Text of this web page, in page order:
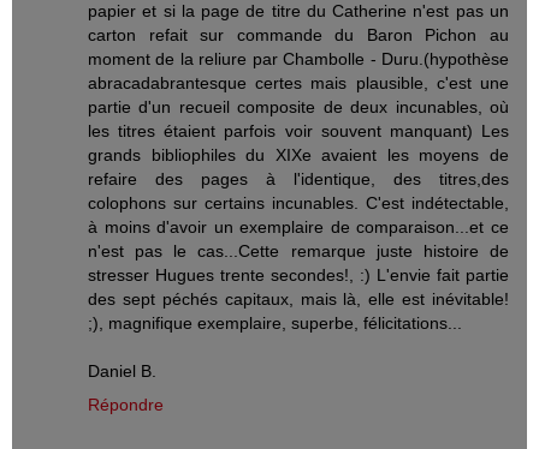
papier et si la page de titre du Catherine n'est pas un
carton refait sur commande du Baron Pichon au
moment de la reliure par Chambolle - Duru.(hypothèse
abracadabrantesque certes mais plausible, c'est une
partie d'un recueil composite de deux incunables, où
les titres étaient parfois voir souvent manquant) Les
grands bibliophiles du XIXe avaient les moyens de
refaire des pages à l'identique, des titres,des
colophons sur certains incunables. C'est indétectable,
à moins d'avoir un exemplaire de comparaison...et ce
n'est pas le cas...Cette remarque juste histoire de
stresser Hugues trente secondes!, :) L'envie fait partie
des sept péchés capitaux, mais là, elle est inévitable!
;), magnifique exemplaire, superbe, félicitations...
Daniel B.
Répondre